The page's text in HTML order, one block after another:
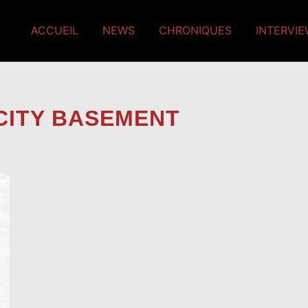
ACCUEIL NEWS CHRONIQUES
BASEMENT